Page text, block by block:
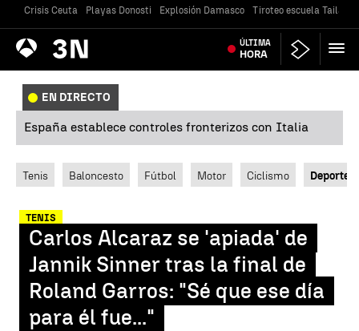
Crisis Ceuta Playas Donosti Explosión Damasco Tiroteo escuela
Antena
3 Noticias ÚLTIMA
HORA
EN DIRECTO
España establece controles fronterizos con Italia
Tenis Baloncesto Fútbol Motor Ciclismo Deportes
TENIS
Carlos Alcaraz se 'apiada' de
Jannik Sinner tras la final de
Roland Garros: "Sé que ese día
para él fue..."